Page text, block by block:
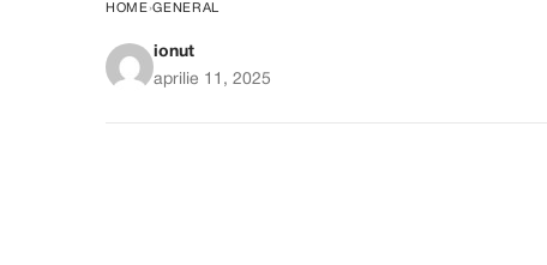
HOME›GENERAL
Matilda Pascal-
ionut
aprilie 11, 2025